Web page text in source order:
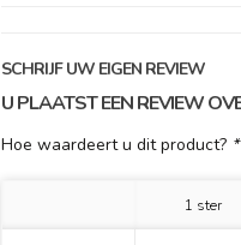
SCHRIJF UW EIGEN REVIEW
U PLAATST EEN REVIEW
Hoe waardeert u dit product? *
1 ster